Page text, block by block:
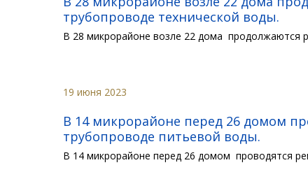
трубопроводе технической воды.
В 28 микрорайоне возле 22 дома продолжаются
19 июня 2023
В 14 микрорайоне перед 26 домом
трубопроводе питьевой воды.
В 14 микрорайоне перед 26 домом проводятся